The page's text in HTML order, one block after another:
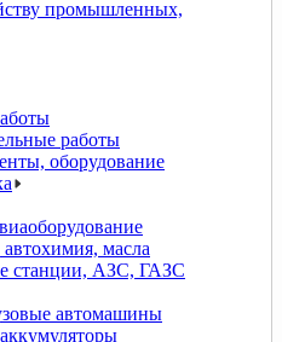
промышленных,
работы
оборудование
масла
станции, АЗС, ГАЗС
автомашины